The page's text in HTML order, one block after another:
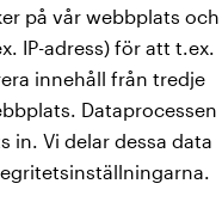
på vår webbplats och
IP-adress) för att t.ex.
innehåll från tredje
Dataprocessen
in. Vi delar dessa data